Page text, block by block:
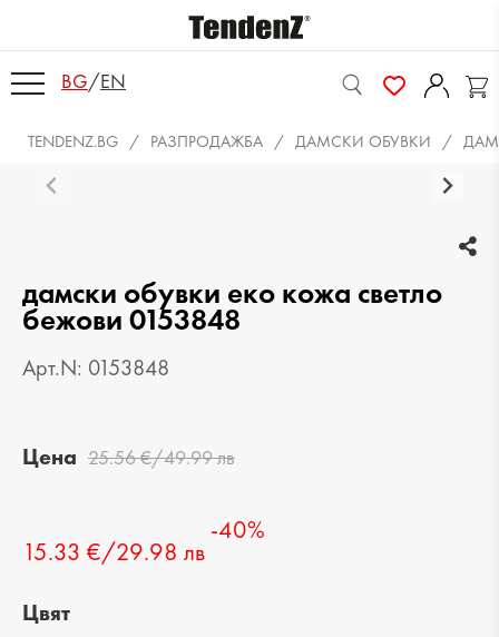
BG/EN
TENDENZ.BG РАЗПРОДАЖБА ДАМСКИ ОБУВКИ
дамски обувки еко кожа светло
бежови 0153848
Арт.N: 0153848
Цена 25.56 €/49.99 лв
15.33 €/29.98 лв
-40%
Цвят